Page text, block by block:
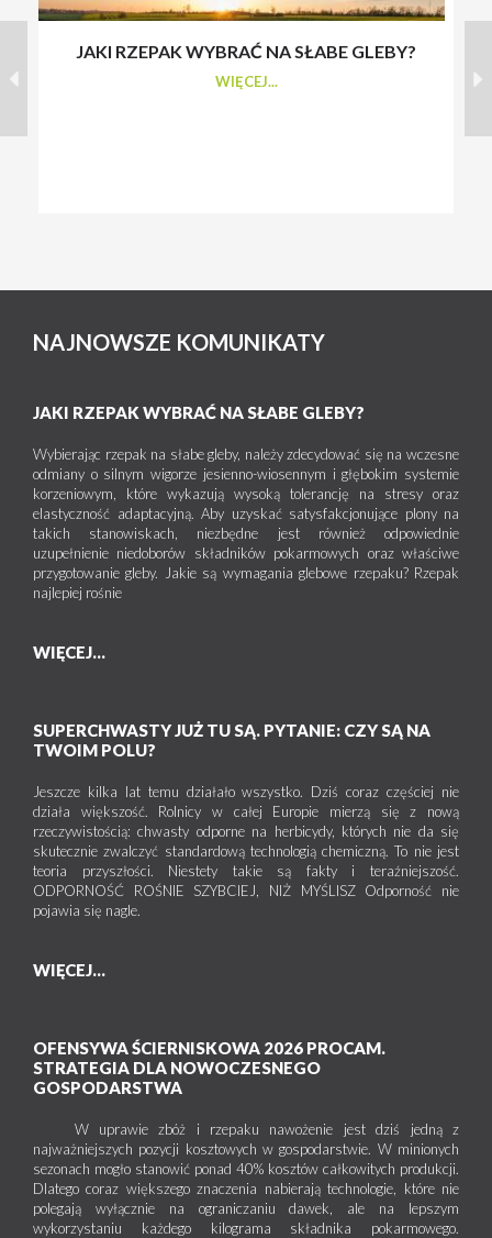
JAKI RZEPAK WYBRAĆ NA SŁABE GLEBY?
WIĘCEJ...
NAJNOWSZE KOMUNIKATY
JAKI RZEPAK WYBRAĆ NA SŁABE GLEBY?
Wybierając rzepak na słabe gleby, należy zdecydować się na wczesne
odmiany o silnym wigorze jesienno-wiosennym i głębokim systemie
korzeniowym, które wykazują wysoką tolerancję na stresy oraz
elastyczność adaptacyjną. Aby uzyskać satysfakcjonujące plony na
takich stanowiskach, niezbędne jest również odpowiednie
uzupełnienie niedoborów składników pokarmowych oraz właściwe
przygotowanie gleby. Jakie są wymagania glebowe rzepaku? Rzepak
najlepiej rośnie
WIĘCEJ...
SUPERCHWASTY JUŻ TU SĄ. PYTANIE: CZY SĄ NA
TWOIM POLU?
Jeszcze kilka lat temu działało wszystko. Dziś coraz częściej nie
działa większość. Rolnicy w całej Europie mierzą się z nową
rzeczywistością: chwasty odporne na herbicydy, których nie da się
skutecznie zwalczyć standardową technologią chemiczną. To nie jest
teoria przyszłości. Niestety takie są fakty i teraźniejszość.
ODPORNOŚĆ ROŚNIE SZYBCIEJ, NIŻ MYŚLISZ Odporność nie
pojawia się nagle.
WIĘCEJ...
OFENSYWA ŚCIERNISKOWA 2026 PROCAM.
STRATEGIA DLA NOWOCZESNEGO
GOSPODARSTWA
W uprawie zbóż i rzepaku nawożenie jest dziś jedną z
najważniejszych pozycji kosztowych w gospodarstwie. W minionych
sezonach mogło stanowić ponad 40% kosztów całkowitych produkcji.
Dlatego coraz większego znaczenia nabierają technologie, które nie
polegają wyłącznie na ograniczaniu dawek, ale na lepszym
wykorzystaniu każdego kilograma składnika pokarmowego.